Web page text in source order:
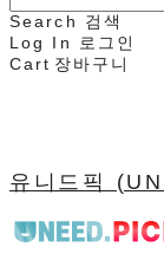
Search
검색
Log In
로그인
Cart 장바구니
유니드픽